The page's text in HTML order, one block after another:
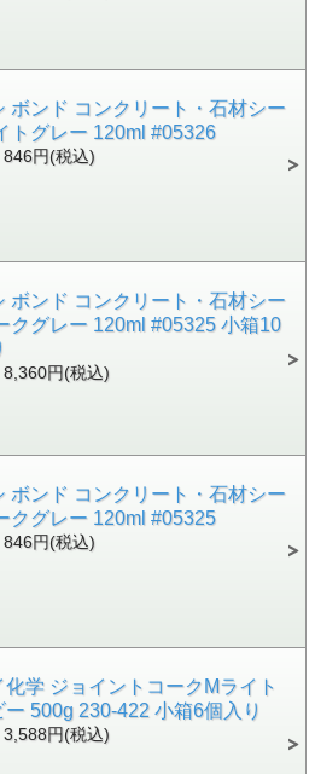
ボンド コンクリート・石材シー
トグレー 120ml #05326
846円(税込)
ボンド コンクリート・石材シー
クグレー 120ml #05325 小箱10
8,360円(税込)
ボンド コンクリート・石材シー
クグレー 120ml #05325
846円(税込)
化学 ジョイントコークMライト
ー 500g 230-422 小箱6個入り
3,588円(税込)